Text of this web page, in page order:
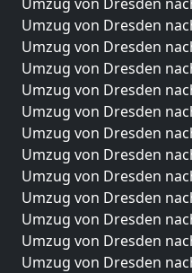
Umzug von Dresden
Umzug von Dresden
Umzug von Dresden
Umzug von Dresden
Umzug von Dresden
Umzug von Dresden
Umzug von Dresden
Umzug von Dresden
Umzug von Dresden
Umzug von Dresden
Umzug von Dresden
Umzug von Dresden